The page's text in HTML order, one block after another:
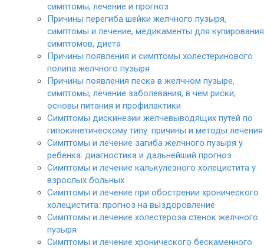
симптомы, лечение и прогноз
Причины перегиба шейки желчного пузыря,
симптомы и лечение, медикаменты для купирования
симптомов, диета
Причины появления и симптомы холестеринового
полипа желчного пузыря
Причины появления песка в желчном пузыре,
симптомы, лечение заболевания, в чем риски,
основы питания и профилактики
Симптомы дискинезии желчевыводящих путей по
гипокинетическому типу: причины и методы лечения
Симптомы и лечение загиба желчного пузыря у
ребенка: диагностика и дальнейший прогноз
Симптомы и лечение калькулезного холецистита у
взрослых больных
Симптомы и лечение при обострении хронического
холецистита: прогноз на выздоровление
Симптомы и лечение холестероза стенок желчного
пузыря
Симптомы и лечение хронического бескаменного